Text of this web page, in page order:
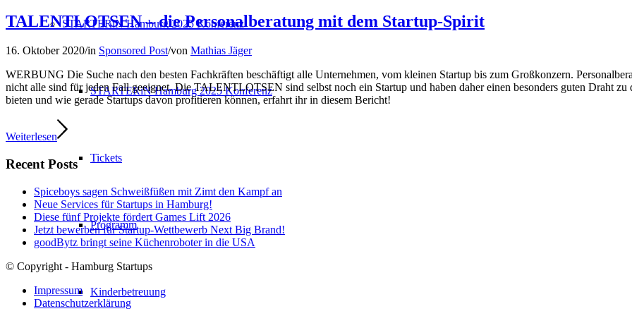
STARTERiN Hamburg 2025 Konferenz
STARTERiN Hamburg 2025 Konferenz
Tickets
Programm
Kinderbetreuung
TALENTLOTSEN – die Personalberatung mit dem Startup-Spirit
16. Oktober 2020/in Sponsored Post/von Mathias Jäger
WERBUNG Die Suche nach den besten Fachkräften beschäftigt alle Unternehmen, vom kleinen Startup bis zum Großkonzern.
nicht alle sind für jeden Fall geeignet. Die TALENTLOTSEN sind selbst noch ein Startup und haben daher einen besonders guten Draht
bieten und wie gerade Startups davon profitieren können, erfahrt ihr in diesem Bericht!
Weiterlesen
Recent Posts
Spiceboys sagen Schweißfüßen mit Zimt den Kampf an
Neue Services für Startups in Hamburg!
Diese fünf Projekte fördert Games Lift 2026
Jetzt bewerben für Startup-Wettbewerb Next Big Brand!
goodBytz bringt seine Küchenroboter in die USA
© Copyright - Hamburg Startups
Impressum
Datenschutzerklärung